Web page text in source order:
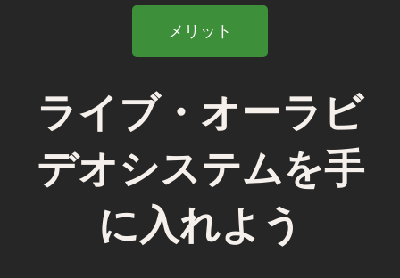
メリット
ライブ・オーラビ
デオシステムを手
に入れよう